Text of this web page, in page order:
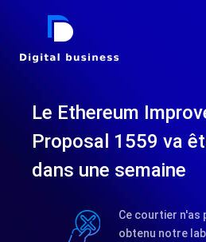
DIGITAL BUSINESS
Le Ethereum
Proposal 1559 va
dans une semaine
Ce courtier n'as
obtenu notre